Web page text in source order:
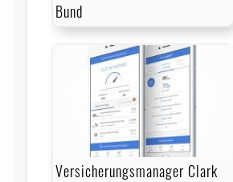
Bund
Versicherungsmanager Clark